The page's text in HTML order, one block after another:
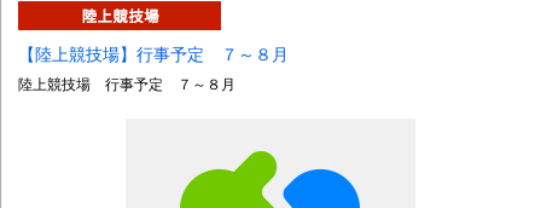
【陸上競技場】行事予定 ７～８月
陸上競技場 行事予定 ７～８月